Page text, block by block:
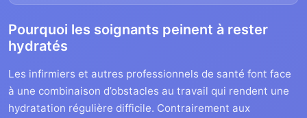
Pourquoi les soignants peinent à rester
hydratés
Les infirmiers et autres professionnels de santé font face
à une combinaison d’obstacles au travail qui rendent une
hydratation régulière difficile. Contrairement aux